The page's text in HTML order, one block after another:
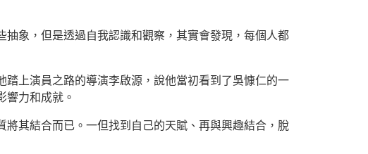
象，但是透過自我認識和觀察，其實會發現，每個人都
上演員之路的導演李啟源，說他當初看到了吳慷仁的一
響力和成就。
其結合而已。一但找到自己的天賦、再與興趣結合，脫